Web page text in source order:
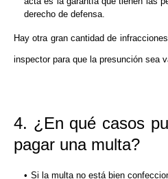
derecho de defensa.
Hay otra gran cantidad de
inspector para que la presunción sea
4. ¿En qué casos
pagar una multa?
Si la multa no está bien